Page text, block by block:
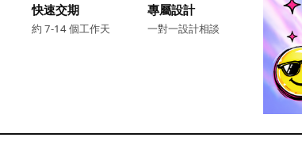
快速交期
約 7-14 個工作天
專屬設計
一對一設計相談